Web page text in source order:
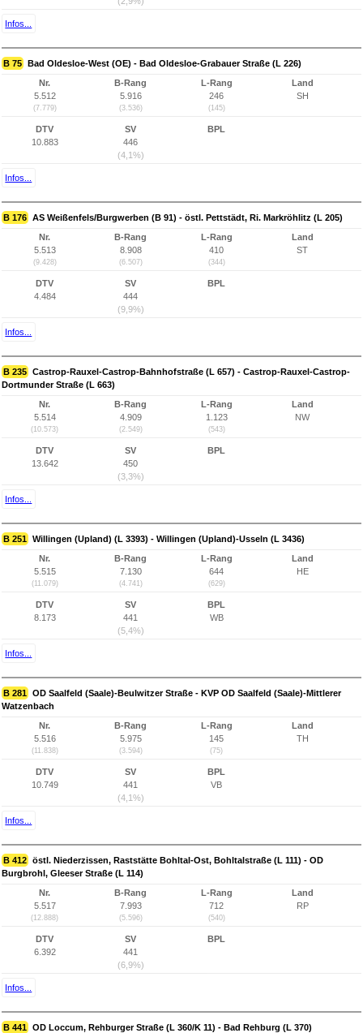
Infos...
B 75 Bad Oldesloe-West (OE) - Bad Oldesloe-Grabauer Straße (L 226)
Nr.
5.512
(7.779)
B-Rang
5.916
(3.536)
L-Rang
246
(145)
Land
SH
DTV
10.883
SV
446
(4,1%)
BPL
Infos...
B 176 AS Weißenfels/Burgwerben (B 91) - östl. Pettstädt, Ri. Markröhlitz (L 205)
Nr.
5.513
(9.428)
B-Rang
8.908
(6.507)
L-Rang
410
(344)
Land
ST
DTV
4.484
SV
444
(9,9%)
BPL
Infos...
B 235 Castrop-Rauxel-Castrop-Bahnhofstraße (L 657) - Castrop-Rauxel-Castrop-
Dortmunder Straße (L 663)
Nr.
5.514
(10.573)
B-Rang
4.909
(2.549)
L-Rang
1.123
(543)
Land
NW
DTV
13.642
SV
450
(3,3%)
BPL
Infos...
B 251 Willingen (Upland) (L 3393) - Willingen (Upland)-Usseln (L 3436)
Nr.
5.515
(11.079)
B-Rang
7.130
(4.741)
L-Rang
644
(629)
Land
HE
DTV
8.173
SV
441
(5,4%)
BPL
WB
Infos...
B 281 OD Saalfeld (Saale)-Beulwitzer Straße - KVP OD Saalfeld (Saale)-Mittlerer
Watzenbach
Nr.
5.516
(11.838)
B-Rang
5.975
(3.594)
L-Rang
145
(75)
Land
TH
DTV
10.749
SV
441
(4,1%)
BPL
VB
Infos...
B 412 östl. Niederzissen, Raststätte Bohltal-Ost, Bohltalstraße (L 111) - OD
Burgbrohl, Gleeser Straße (L 114)
Nr.
5.517
(12.888)
B-Rang
7.993
(5.596)
L-Rang
712
(540)
Land
RP
DTV
6.392
SV
441
(6,9%)
BPL
Infos...
B 441 OD Loccum, Rehburger Straße (L 360/K 11) - Bad Rehburg (L 370)